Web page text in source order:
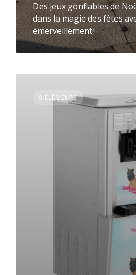
Des jeux gonflables de
dans la magie des fêtes
émerveillement !
8 ÉLÉMENTS